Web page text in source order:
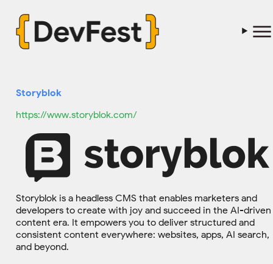
Storyblok
https://www.storyblok.com/
Storyblok is a headless CMS that enables marketers and
developers to create with joy and succeed in the AI-driven
content era. It empowers you to deliver structured and
consistent content everywhere: websites, apps, AI search,
and beyond.